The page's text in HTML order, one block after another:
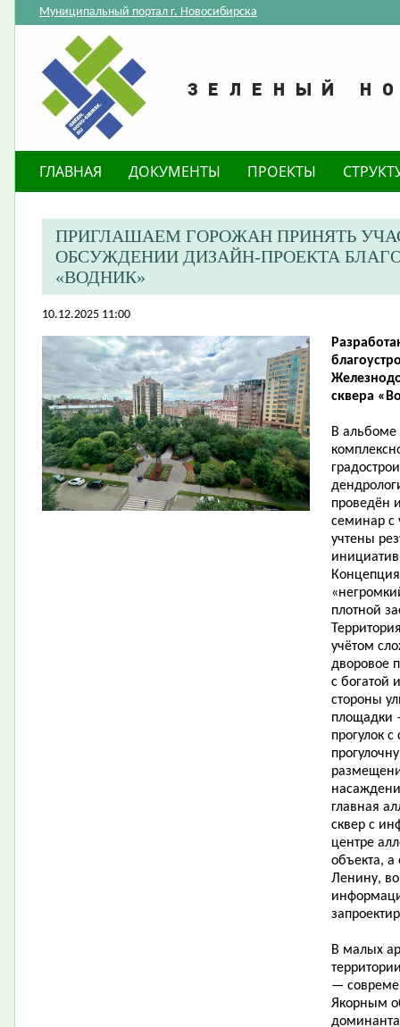
Муниципальный портал г. Новосибирска
ГЛАВНАЯ ДОКУМЕНТЫ ПРОЕКТЫ
ПРИГЛАШАЕМ ГОРОЖАН ПРИНЯТЬ
ОБСУЖДЕНИИ ДИЗАЙН-ПРОЕКТА
«ВОДНИК»
10.12.2025 11:00
сквера
В альбоме
проведён
семинар с
учтены
плотной
учётом
дворовое
с богатой
стороны
площадки
прогулок
главная
сквер с
центре
объекта,
Ленину,
В малых
—
Якорным